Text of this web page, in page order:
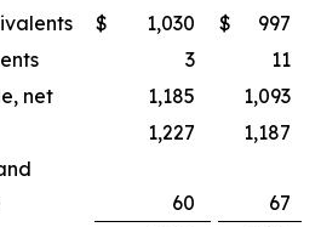
$ 1,030 $
997
3
11
net
1,185
1,093
1,227
1,187
60
67